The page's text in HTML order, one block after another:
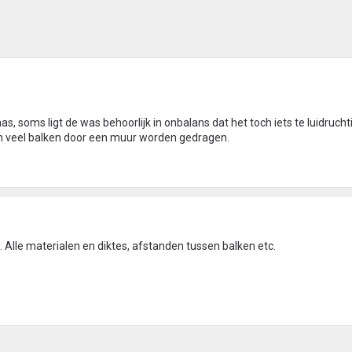
soms ligt de was behoorlijk in onbalans dat het toch iets te
balken door een muur worden gedragen.
Alle materialen en diktes, afstanden tussen balken etc.